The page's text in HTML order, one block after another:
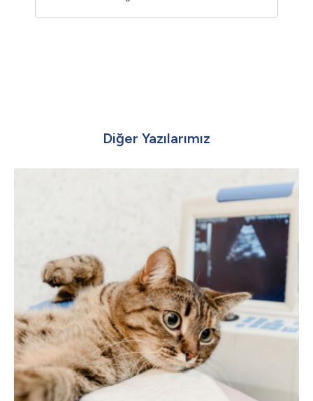
Diğer Yazılarımız